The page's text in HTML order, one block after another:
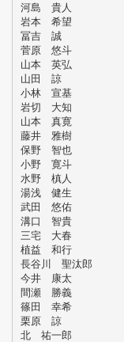
河島 貴人
岩本 希望
冨吉 誠
菅原 悠斗
山本 英弘
山田 諒
小林 宣基
岩切 大知
山本 真寛
藤井 雅樹
保野 智也
小野 寛斗
水野 槙人
湯浅 健生
武田 悠佑
溝口 智貴
三宅 大春
植益 和行
長谷川 聖汰郎
今井 康太
間瀬 勝義
篠田 幸希
栗原 諒
北 祐一郎